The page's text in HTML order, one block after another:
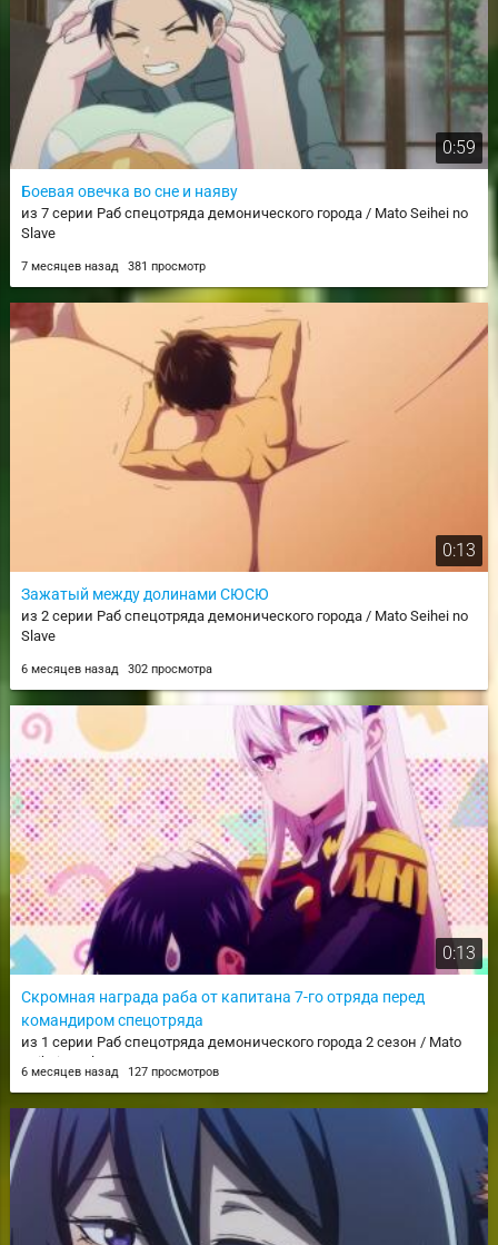
0:59
Боевая овечка во сне и наяву
из 7 серии Раб спецотряда демонического города / Mato Seihei no
Slave
7 месяцев назад 381 просмотр
0:13
Зажатый между долинами СЮСЮ
из 2 серии Раб спецотряда демонического города / Mato Seihei no
Slave
6 месяцев назад 302 просмотра
0:13
Скромная награда раба от капитана 7-го отряда перед
командиром спецотряда
из 1 серии Раб спецотряда демонического города 2 сезон / Mato
Seihei no Slave 2
6 месяцев назад 127 просмотров